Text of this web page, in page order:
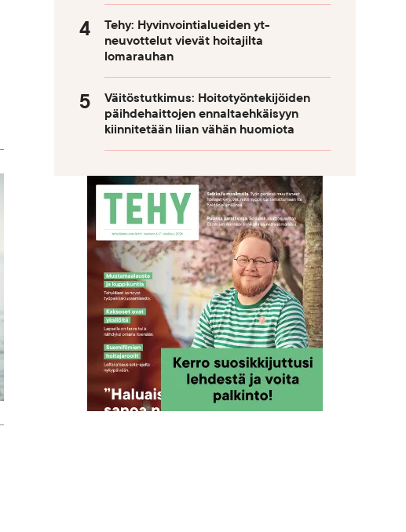
Tehy: Hyvinvointialueiden yt-
neuvottelut vievät hoitajilta
lomarauhan
Väitöstutkimus: Hoitotyöntekijöiden
päihdehaittojen ennaltaehkäisyyn
kiinnitetään liian vähän huomiota